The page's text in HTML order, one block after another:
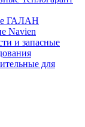
ГАЛАН
Navien
и запасные
для